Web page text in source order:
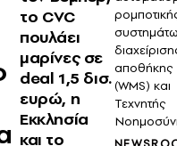
το CVC
πουλάει
μαρίνες σε
deal 1,5 δισ.
ευρώ, η
Εκκλησία
και το
αποθήκης
(WMS) και
Τεχνητής